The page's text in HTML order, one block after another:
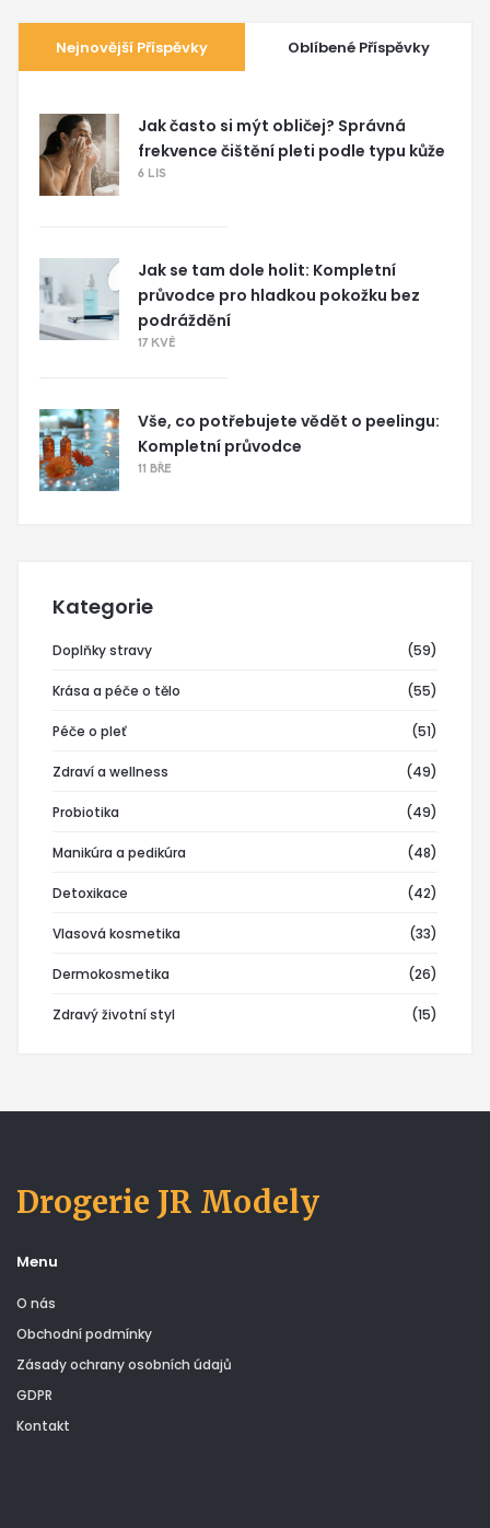
Nejnovější Příspěvky Oblíbené Příspěvky
Jak často si mýt obličej? Správná
frekvence čištění pleti podle typu kůže
6 LIS
Jak se tam dole holit: Kompletní
průvodce pro hladkou pokožku bez
podráždění
17 KVĚ
Vše, co potřebujete vědět o peelingu:
Kompletní průvodce
11 BŘE
Kategorie
Doplňky stravy (59)
Krása a péče o tělo (55)
Péče o pleť (51)
Zdraví a wellness (49)
Probiotika (49)
Manikúra a pedikúra (48)
Detoxikace (42)
Vlasová kosmetika (33)
Dermokosmetika (26)
Zdravý životní styl (15)
Drogerie JR Modely
Menu
O nás
Obchodní podmínky
Zásady ochrany osobních údajů
GDPR
Kontakt